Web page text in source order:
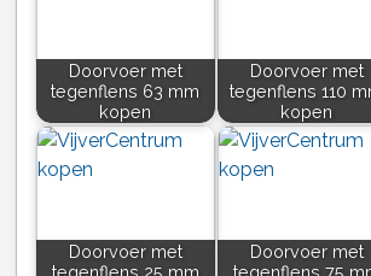
Doorvoer met
tegenflens 63 mm
kopen
Doorvoer met
tegenflens 110
kopen
Doorvoer met
tegenflens 25 mm
Doorvoer met
tegenflens 75